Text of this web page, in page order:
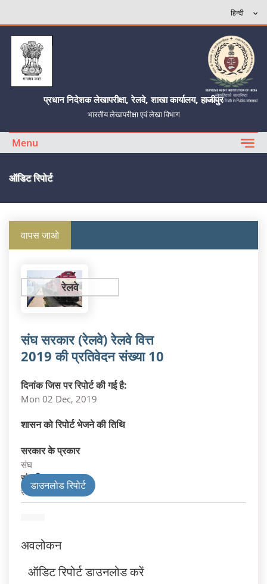
प्रधान निदेशक लेखापरीक्षा, रेलवे, शाखा कार्यालय, हाजीपुर
भारतीय लेखापरीक्षा एवं लेखा विभाग
Menu
ऑडिट रिपोर्ट
वापस जाओ
रेलवे
संघ सरकार (रेलवे) रेलवे वित्त
2019 की प्रतिवेदन संख्या 10
दिनांक जिस पर रिपोर्ट की गई है:
Mon 02 Dec, 2019
शासन को रिपोर्ट भेजने की तिथि
सरकार के प्रकार
संघ
संघ विभाग
रेलवेडाउनलोड रिपोर्ट
अवलोकन
ऑडिट रिपोर्ट डाउनलोड करें